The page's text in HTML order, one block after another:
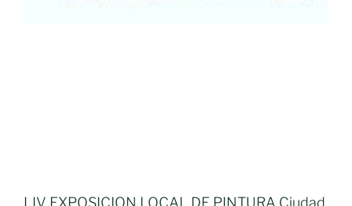
LIV EXPOSICION LOCAL DE PINTURA Ciudad